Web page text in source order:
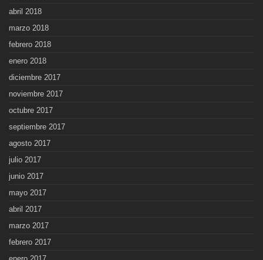
abril 2018
marzo 2018
febrero 2018
enero 2018
diciembre 2017
noviembre 2017
octubre 2017
septiembre 2017
agosto 2017
julio 2017
junio 2017
mayo 2017
abril 2017
marzo 2017
febrero 2017